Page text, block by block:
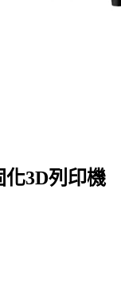
化3D列印機